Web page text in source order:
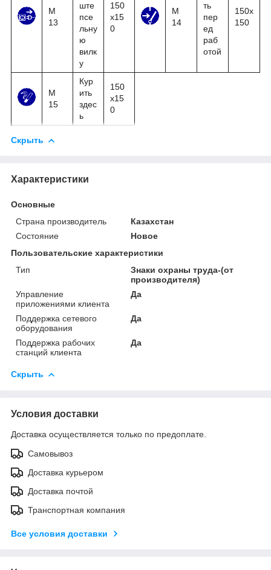
М
13
ште
псе
льну
ю
вилк
у
150
x15
0
М
14
ть
пер
ед
раб
отой
150x
150
М
15
Кур
ить
здес
ь
150
x15
0
Скрыть
Характеристики
Основные
Страна производитель
Казахстан
Состояние
Новое
Пользовательские характеристики
Тип
Знаки охраны труда-(от
производителя)
Управление
приложениями клиента
Да
Поддержка сетевого
оборудования
Да
Поддержка рабочих
станций клиента
Да
Скрыть
Условия доставки
Доставка осуществляется только по предоплате.
Самовывоз
Доставка курьером
Доставка почтой
Транспортная компания
Все условия доставки